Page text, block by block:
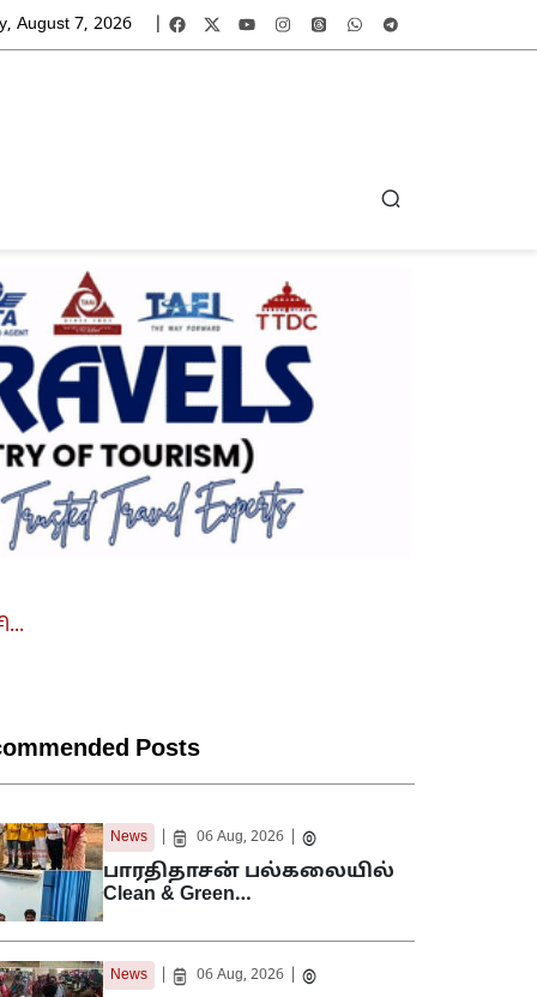
August 7, 2026
Posts
News 06 Aug, 2026
பாரதிதாசன் பல்கலையில்
Clean & Green…
News 06 Aug, 2026